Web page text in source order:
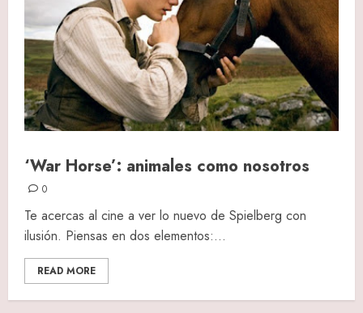
‘War Horse’: animales como nosotros
0
Te acercas al cine a ver lo nuevo de Spielberg con
ilusión. Piensas en dos elementos:...
READ MORE